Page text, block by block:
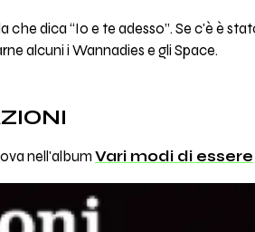
che dica “Io e te adesso”. Se c'è è
alcuni i Wannadies e gli Space.
nell'albumVari modi di essere